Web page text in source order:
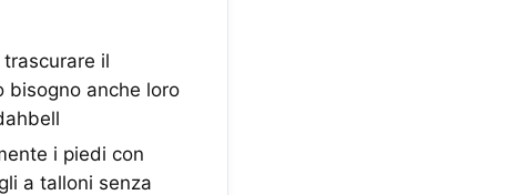
il
bisogno anche loro
i piedi con
a talloni senza